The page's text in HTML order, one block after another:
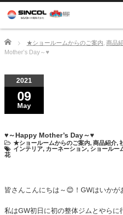
Home ★ショールームからのご案内, 商品
Mother’s Day～♥
2021
09
May
♥～Happy Mother’s Day～♥
★ショールームからのご案内, 商品紹介,
インテリア, カーネーション, ショールー
花
皆さんこんにちは～😊！GWはいか
私はGW初日に初の整体ジムとやらに